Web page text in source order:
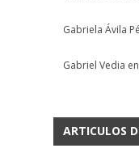
Gabriela Ávila
Gabriel Vedia en
ARTICULOS